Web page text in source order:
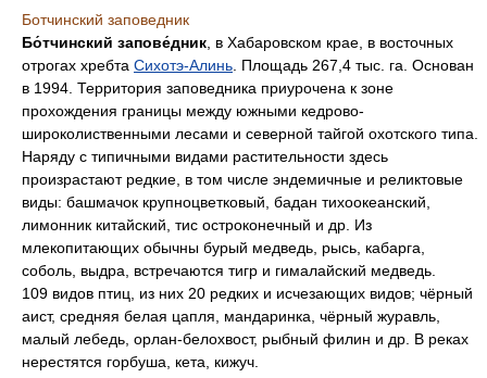
Ботчинский заповедник
Бо́тчинский запове́дник , в Хабаровском крае, в восточных
отрогах хребта Сихотэ-Алинь . Площадь 267,4 тыс. га. Основан
в 1994. Территория заповедника приурочена к зоне
прохождения границы между южными кедрово-
широколиственными лесами и северной тайгой охотского типа.
Наряду с типичными видами растительности здесь
произрастают редкие, в том числе эндемичные и реликтовые
виды: башмачок крупноцветковый, бадан тихоокеанский,
лимонник китайский, тис остроконечный и др. Из
млекопитающих обычны бурый медведь, рысь, кабарга,
соболь, выдра, встречаются тигр и гималайский медведь.
109 видов птиц, из них 20 редких и исчезающих видов; чёрный
аист, средняя белая цапля, мандаринка, чёрный журавль,
малый лебедь, орлан-белохвост, рыбный филин и др. В реках
нерестятся горбуша, кета, кижуч.